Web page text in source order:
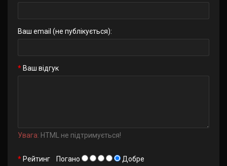
Ваш email (не публікується):
Ваш відгук
Увага: HTML не підтримується!
Рейтинг Погано Добре